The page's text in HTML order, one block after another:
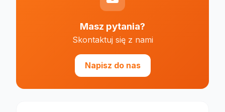
Masz pytania?
Skontaktuj się z nami
Napisz do nas